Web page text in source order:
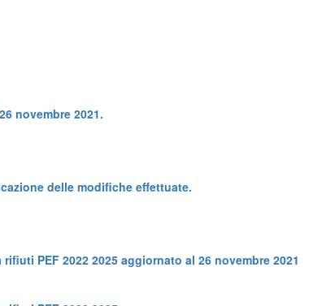
novembre 2021.
delle modifiche effettuate.
PEF 2022 2025 aggiornato al 26 novembre 2021